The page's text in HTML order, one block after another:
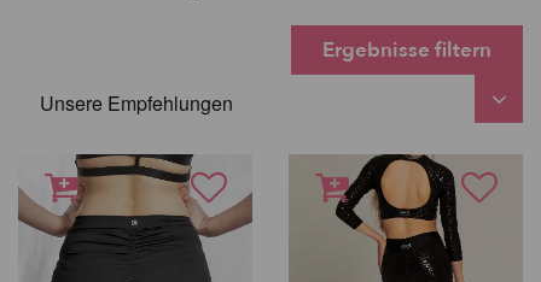
Ergebnisse filtern